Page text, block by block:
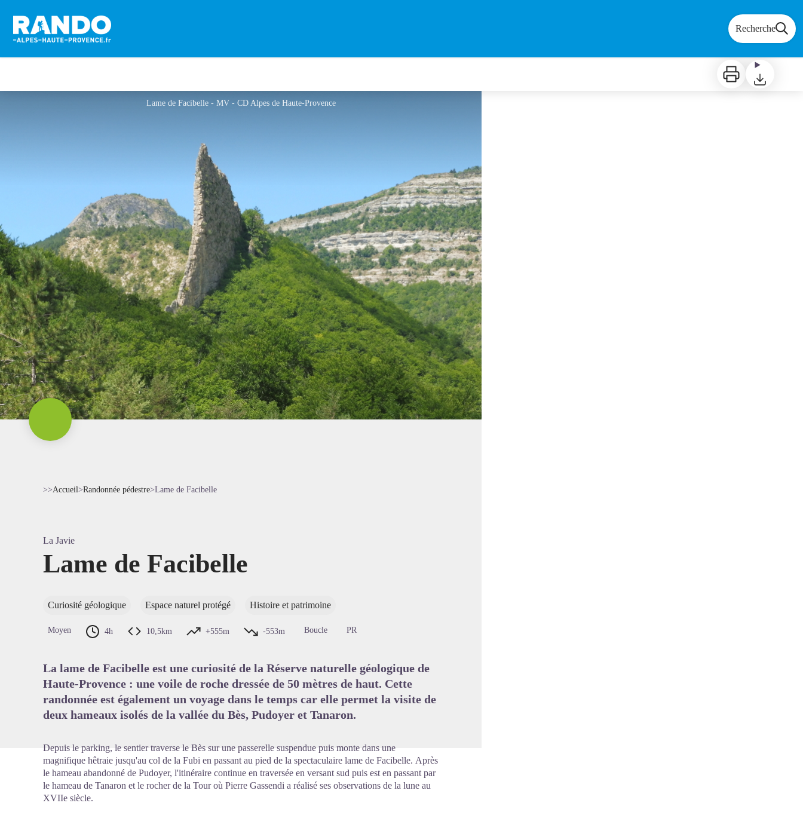
Recherche
Imprimer Télécharger
Lame de Facibelle - MV - CD Alpes de Haute-Provence
>>Accueil>Randonnée pédestre>Lame de Facibelle
La Javie
Lame de Facibelle
Curiosité géologique Espace naturel protégé Histoire et patrimoine
Moyen 4h 10,5km +555m -553m Boucle PR
La lame de Facibelle est une curiosité de la Réserve naturelle géologique de
Haute-Provence : une voile de roche dressée de 50 mètres de haut. Cette
randonnée est également un voyage dans le temps car elle permet la visite de
deux hameaux isolés de la vallée du Bès, Pudoyer et Tanaron.
Depuis le parking, le sentier traverse le Bès sur une passerelle suspendue puis monte dans une
magnifique hêtraie jusqu'au col de la Fubi en passant au pied de la spectaculaire lame de Facibelle. Après
le hameau abandonné de Pudoyer, l'itinéraire continue en traversée en versant sud puis est en passant par
le hameau de Tanaron et le rocher de la Tour où Pierre Gassendi a réalisé ses observations de la lune au
XVIIe siècle.